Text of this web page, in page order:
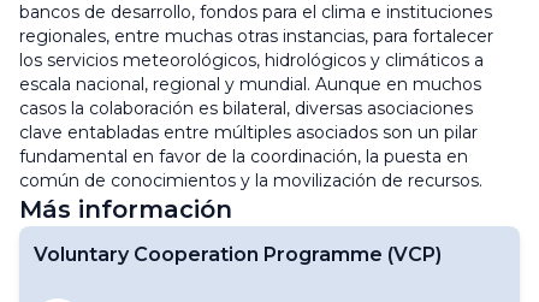
bancos de desarrollo, fondos para el clima e instituciones
regionales, entre muchas otras instancias, para fortalecer
los servicios meteorológicos, hidrológicos y climáticos a
escala nacional, regional y mundial. Aunque en muchos
casos la colaboración es bilateral, diversas asociaciones
clave entabladas entre múltiples asociados son un pilar
fundamental en favor de la coordinación, la puesta en
común de conocimientos y la movilización de recursos.
Más información
Voluntary Cooperation Programme (VCP)